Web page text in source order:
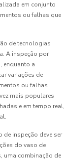
em conjunto
ou falhas que
de tecnologias
A inspeção por
enquanto a
variações de
ou falhas
mais populares
e em tempo real,
de inspeção deve ser
do vaso de
uma combinação de